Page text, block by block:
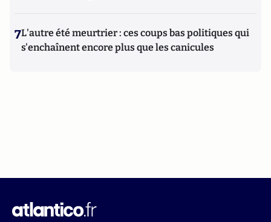
7L'autre été meurtrier : ces coups bas politiques qui
s'enchaînent encore plus que les canicules